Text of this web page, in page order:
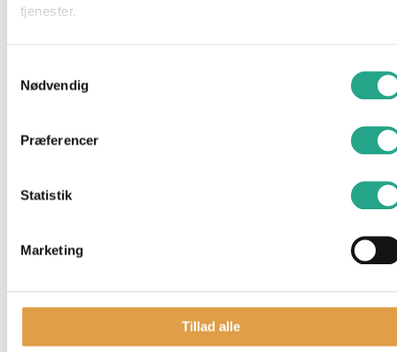
tjenester.
Nødvendig
Præferencer
Statistik
Marketing
Tillad alle
Få på lager 1-3 hverdages levering
Siku – DHL Postbil Mercedes-Benz